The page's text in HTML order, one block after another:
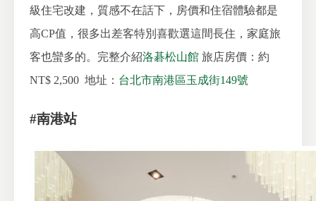
級住宅改建，質感不在話下，房價和住宿體驗都是
高CP值，很多出差客特別喜歡選這間長住，家庭旅
客也蠻多的。完整介紹洛碁松山館 旅店房價：約
NT$ 2,500 地址： 台北市南港區玉成街149號
#南港站